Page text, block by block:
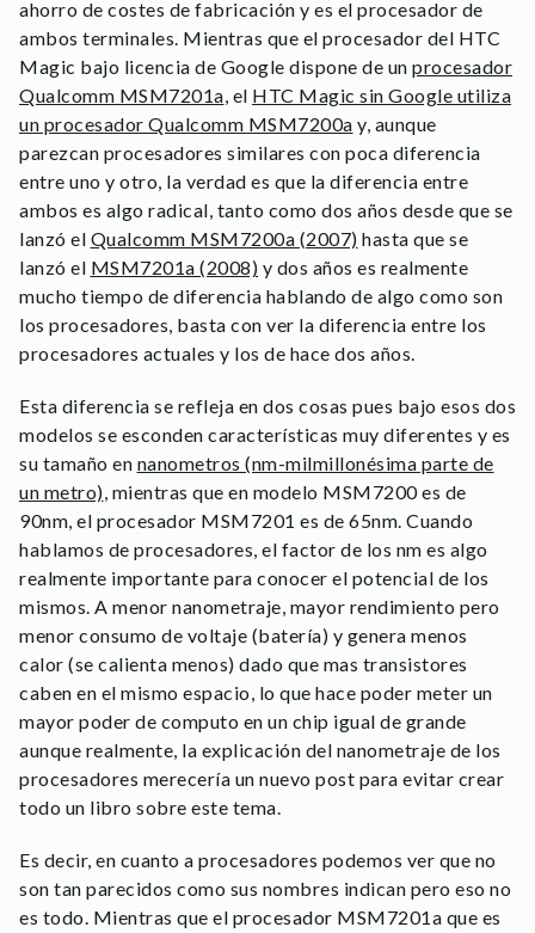
ahorro de costes de fabricación y es el procesador de
ambos terminales. Mientras que el procesador del HTC
Magic bajo licencia de Google dispone de un procesador
Qualcomm MSM7201a, el HTC Magic sin Google utiliza
un procesador Qualcomm MSM7200a y, aunque
parezcan procesadores similares con poca diferencia
entre uno y otro, la verdad es que la diferencia entre
ambos es algo radical, tanto como dos años desde que se
lanzó el Qualcomm MSM7200a (2007) hasta que se
lanzó el MSM7201a (2008) y dos años es realmente
mucho tiempo de diferencia hablando de algo como son
los procesadores, basta con ver la diferencia entre los
procesadores actuales y los de hace dos años.
Esta diferencia se refleja en dos cosas pues bajo esos dos
modelos se esconden características muy diferentes y es
su tamaño en nanometros (nm-milmillonésima parte de
un metro), mientras que en modelo MSM7200 es de
90nm, el procesador MSM7201 es de 65nm. Cuando
hablamos de procesadores, el factor de los nm es algo
realmente importante para conocer el potencial de los
mismos. A menor nanometraje, mayor rendimiento pero
menor consumo de voltaje (batería) y genera menos
calor (se calienta menos) dado que mas transistores
caben en el mismo espacio, lo que hace poder meter un
mayor poder de computo en un chip igual de grande
aunque realmente, la explicación del nanometraje de los
procesadores merecería un nuevo post para evitar crear
todo un libro sobre este tema.
Es decir, en cuanto a procesadores podemos ver que no
son tan parecidos como sus nombres indican pero eso no
es todo. Mientras que el procesador MSM7201a que es